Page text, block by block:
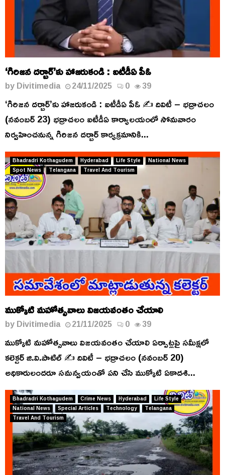
‘గిరిజన దర్బార్’కు హాజరుకండి : ఐటీడీఏ పీఓ
byDivitimedia 24/11/2025 0 39
‘గిరిజన దర్బార్’కు హాజరుకండి : ఐటీడీఏ పీఓ ✍️ దివిటీ – భద్రాచలం
(నవంబర్ 23) భద్రాచలం ఐటీడీఏ కార్యాలయంలో సోమవారం
నిర్వహించనున్న గిరిజన దర్బార్ కార్యక్రమానికి...
Bhadradri Kothagudem Hyderabad Life Style
National News
Spot News
Telangana Travel And Tourism
ముక్కోటి మహోత్సవాలు విజయవంతం చేయాలి
byDivitimedia 21/11/2025 0 39
ముక్కోటి మహోత్సవాలు విజయవంతం చేయాలి ఏర్పాట్లపై సమీక్షలో
కలెక్టర్ జి.వి.పాటిల్ ✍️ దివిటీ – భద్రాచలం (నవంబర్ 20)
అధికారులందరూ సమన్వయంతో పని చేసి ముక్కోటి ఏకాదశి...
Bhadradri Kothagudem Crime News Hyderabad
Life Style
National News
Special Articles Technology
Telangana
Travel And Tourism